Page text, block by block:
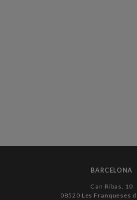
BARCELONA
Can Ribas, 10
08520 Les Franqueses